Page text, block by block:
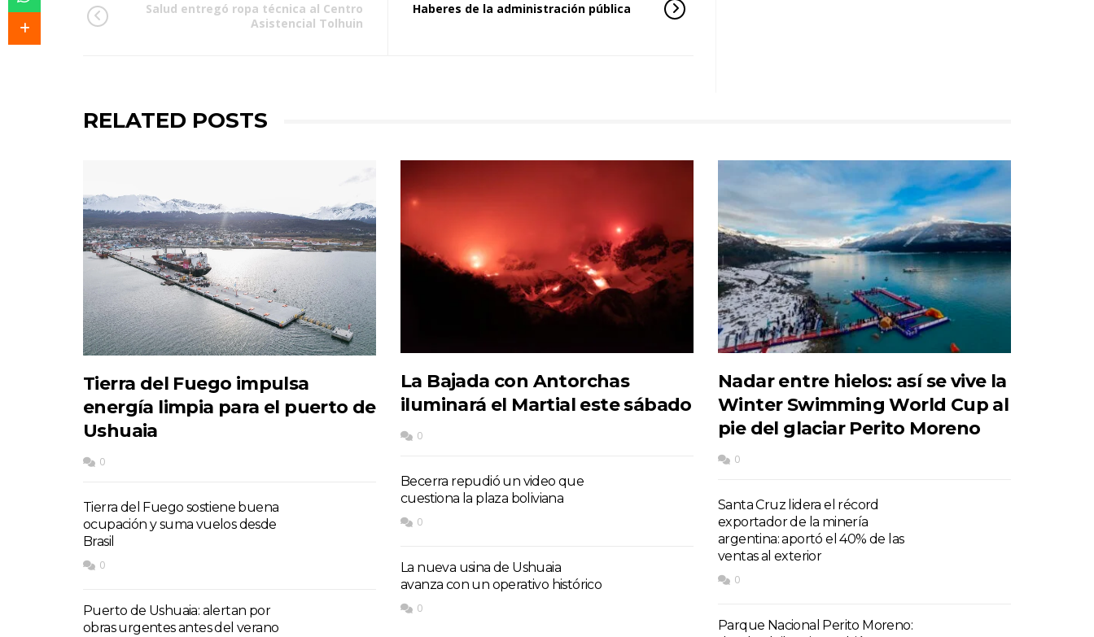
Salud entregó ropa técnica al Centro
Asistencial Tolhuin
Haberes de la administración pública
RELATED POSTS
Tierra del Fuego impulsa
energía limpia para el puerto de
Ushuaia
0
Tierra del Fuego sostiene buena
ocupación y suma vuelos desde
Brasil
0
Puerto de Ushuaia: alertan por
obras urgentes antes del verano
La Bajada con Antorchas
iluminará el Martial este sábado
0
Becerra repudió un video que
cuestiona la plaza boliviana
0
La nueva usina de Ushuaia
avanza con un operativo histórico
0
Nadar entre hielos: así se vive la
Winter Swimming World Cup al
pie del glaciar Perito Moreno
0
Santa Cruz lidera el récord
exportador de la minería
argentina: aportó el 40% de las
ventas al exterior
0
Parque Nacional Perito Moreno: